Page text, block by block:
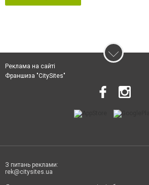
Реклама на сайті
Франшиза "CitySites"
З питань реклами:
rek@citysites.ua